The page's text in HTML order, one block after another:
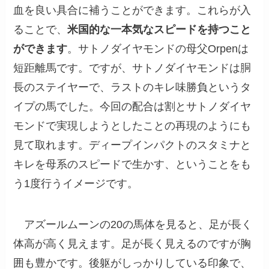
血を良い具合に補うことができます。これらが入
ることで、米国的な一本気なスピードを持つこと
ができます。サトノダイヤモンドの母父Orpenは
短距離馬です。ですが、サトノダイヤモンドは胴
長のステイヤーで、ラストのキレ味勝負というタ
イプの馬でした。今回の配合は割とサトノダイヤ
モンドで実現しようとしたことの再現のようにも
見て取れます。ディープインパクトのスタミナと
キレを母系のスピードで生かす、ということをも
う1度行うイメージです。
アズールムーンの20の馬体を見ると、足が長く
体高が高く見えます。足が長く見えるのですが胸
囲も豊かです。後躯がしっかりしている印象で、